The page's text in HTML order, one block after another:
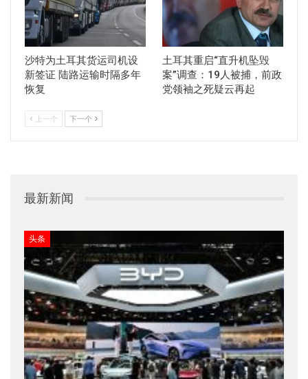
沙特为土耳其货运司机设
新签证 陆路运输时隔多年
恢复
土耳其重启“直升机坠毁
案”调查：19人被捕，前政
党领袖之死疑云再起
上一个 下一个
最新新闻
头条